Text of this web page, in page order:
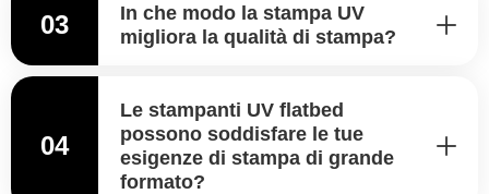
03
In che modo la stampa UV
migliora la qualità di stampa?
04
Le stampanti UV flatbed
possono soddisfare le tue
esigenze di stampa di grande
formato?